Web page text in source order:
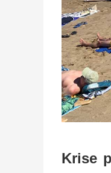
Krise